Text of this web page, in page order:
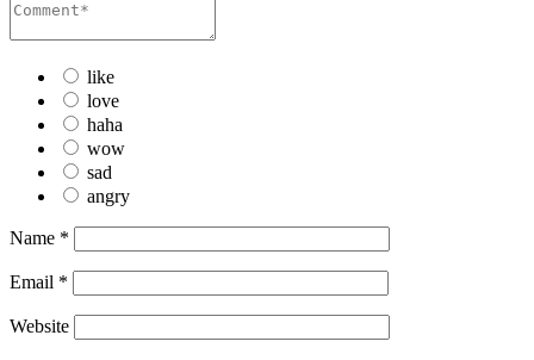
like
love
haha
wow
sad
angry
Name *
Email *
Website